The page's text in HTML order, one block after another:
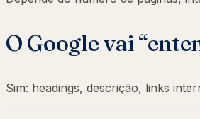
O Google vai
Sim: headings, descrição, links